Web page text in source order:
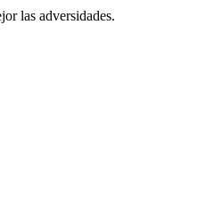
las adversidades.